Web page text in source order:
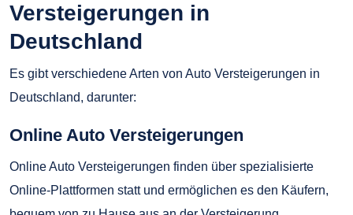
Versteigerungen in
Deutschland
Es gibt verschiedene Arten von Auto Versteigerungen in
Deutschland, darunter:
Online Auto Versteigerungen
Online Auto Versteigerungen finden über spezialisierte
Online-Plattformen statt und ermöglichen es den Käufern,